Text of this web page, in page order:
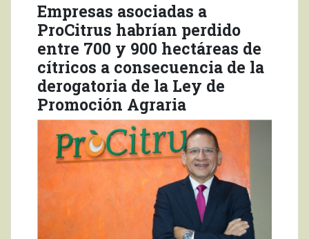
Empresas asociadas a
ProCitrus habrían perdido
entre 700 y 900 hectáreas de
cítricos a consecuencia de la
derogatoria de la Ley de
Promoción Agraria